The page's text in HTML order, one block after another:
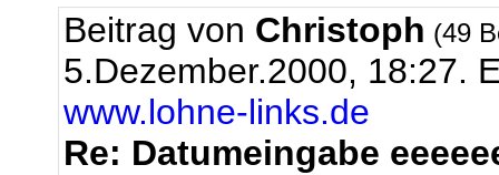
Beitrag von Christoph (49
5.Dezember.2000, 18:27.
www.lohne-links.de
Re: Datumeingabe